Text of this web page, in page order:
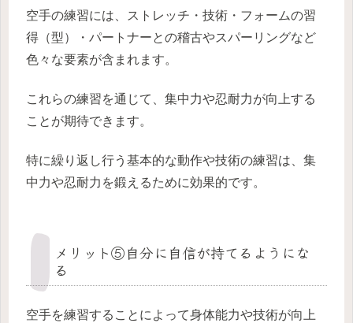
空手の練習には、ストレッチ・技術・フォームの習
得（型）・パートナーとの稽古やスパーリングなど
色々な要素が含まれます。
これらの練習を通じて、集中力や忍耐力が向上する
ことが期待できます。
特に繰り返し行う基本的な動作や技術の練習は、集
中力や忍耐力を鍛えるために効果的です。
メリット⑤自分に自信が持てるようにな
る
空手を練習することによって身体能力や技術が向上